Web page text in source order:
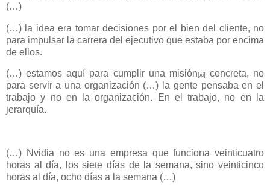
(…)
(…) la idea era tomar decisiones por el bien del cliente, no
para impulsar la carrera del ejecutivo que estaba por encima
de ellos.
(…) estamos aquí para cumplir una misión[xi]
concreta, no
para servir a una organización (…) la gente pensaba en el
trabajo y no en la organización. En el trabajo, no en la
jerarquía.
(…) Nvidia no es una empresa que funciona veinticuatro
horas al día, los siete días de la semana, sino veinticinco
horas al día, ocho días a la semana (…)